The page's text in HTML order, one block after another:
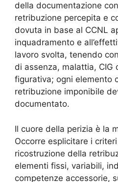
della documentazione
retribuzione percepita e
dovuta in base al CCNL
inquadramento e
lavoro svolta, tenendo
di assenza, malattia, CIG
figurativa; ogni elemento
retribuzione imponibile
documentato.
Il cuore della perizia è la
Occorre esplicitare i
ricostruzione della
elementi fissi, variabili,
competenze accessorie,